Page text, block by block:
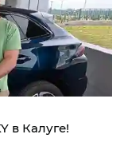
в Калуге!